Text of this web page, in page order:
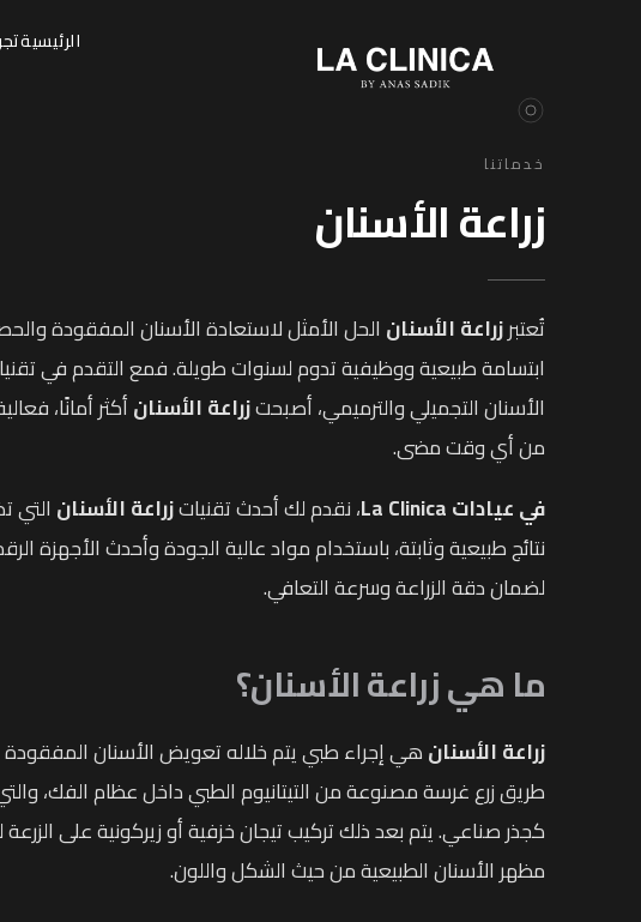
الرئيسية
خدماتنا
زراعة الأسنان
تُعتبرزراعة الأسنان الحل الأمثل لاستعادة الأسنان المفقودة
ابتسامة طبيعية ووظيفية تدوم لسنوات طويلة. فمع التقدم في
الأسنان التجميلي والترميمي، أصبحتزراعة الأسنانأكثر أمانًا،
من أي وقت مضى.
في عيادات La Clinica
، نقدم لك أحدث تقنياتزراعة الأسنان التي
نتائج طبيعية وثابتة، باستخدام مواد عالية الجودة وأحدث الأجهزة
لضمان دقة الزراعة وسرعة التعافي.
ما هي زراعة الأسنان؟
زراعة الأسنانهي إجراء طبي يتم خلاله تعويض الأسنان
طريق زرع غرسة مصنوعة من التيتانيوم الطبي داخل عظام الفك،
كجذر صناعي. يتم بعد ذلك تركيب تيجان خزفية أو زيركونية على
مظهر الأسنان الطبيعية من حيث الشكل واللون.